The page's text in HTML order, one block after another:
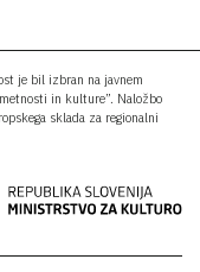
je bil izbran na javnem
in kulture”. Naložbo
sklada za regionalni